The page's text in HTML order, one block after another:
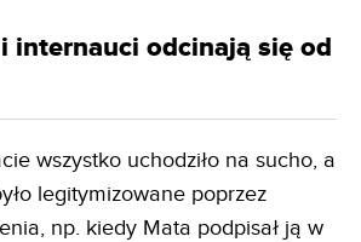
internauci odcinają się od
wszystko uchodziło na sucho, a
legitymizowane poprzez
np. kiedy Mata podpisał ją w